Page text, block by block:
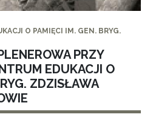
O PAMIĘCI IM. GEN. BRYG.
PRZY
EDUKACJI O
ZDZISŁAWA